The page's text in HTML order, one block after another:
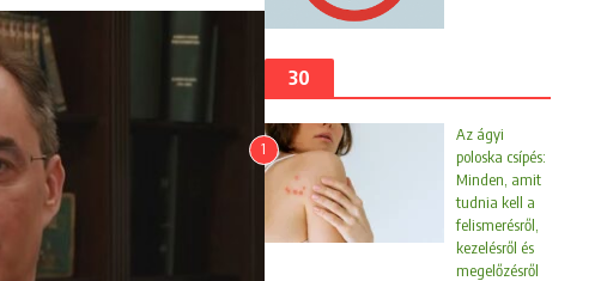
einstand
30
1
Az ágyi
poloska csípés:
Minden, amit
tudnia kell a
felismerésről,
kezelésről és
megelőzésről